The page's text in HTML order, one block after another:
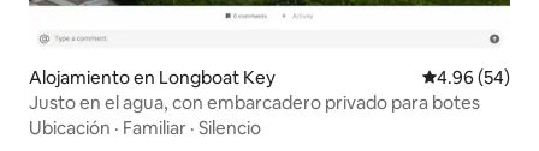
Alojamiento en Longboat Key Calificación
4.96 (54)
Justo en el agua, con embarcadero privado para botes
Ubicación · Familiar · Silencio